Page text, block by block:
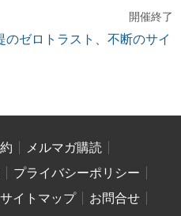
開催終了
のゼロトラスト、不断のサイ
メルマガ購読
プライバシーポリシー
サイトマップ
お問合せ